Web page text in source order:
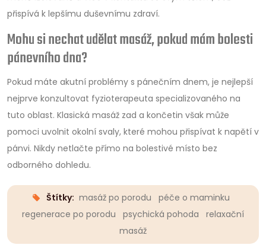
přispívá k lepšímu duševnímu zdraví.
Mohu si nechat udělat masáž, pokud mám bolesti
pánevního dna?
Pokud máte akutní problémy s pánečním dnem, je nejlepší
nejprve konzultovat fyzioterapeuta specializovaného na
tuto oblast. Klasická masáž zad a končetin však může
pomoci uvolnit okolní svaly, které mohou přispívat k napětí v
pánvi. Nikdy netlačte přímo na bolestivé místo bez
odborného dohledu.
Štítky: masáž po porodu
péče o maminku
regenerace po porodu
psychická pohoda
relaxační
masáž